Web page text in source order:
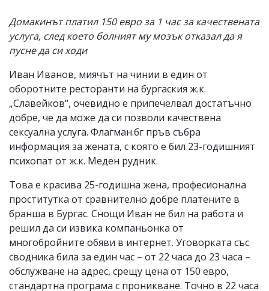
Домакинът платил 150 евро за 1 час за качествената
услуга, след което болният му мозък отказал да я
пусне да си ходи
Иван Иванов, миячът на чинии в един от
оборотните ресторанти на бургаския ж.к.
„Славейков“, очевидно е припечелвал достатъчно
добре, че да може да си позволи качествена
сексуална услуга. Флагман.бг пръв събра
информация за жената, с която е бил 23-годишният
психопат от ж.к. Меден рудник.
Това е красива 25-годишна жена, професионална
проститутка от сравнително добре платените в
бранша в Бургас. Снощи Иван не бил на работа и
решил да си извика компаньонка от
многобройните обяви в интернет. Уговорката със
сводника била за един час – от 22 часа до 23 часа –
обслужване на адрес, срещу цена от 150 евро,
стандартна програма с проникване. Точно в 22 часа